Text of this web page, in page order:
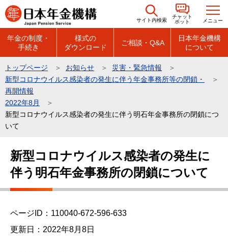
こ
の
の
先
頭
で
す
サイト内検索
チャット
ボット
メニュー
年金の制度・
手続き
様式の
ダウンロード
ご相談・Q&A
日本年金機構
について
トップページ お知らせ
災害・緊急情報
新型コロナウイルス感染者の発生に伴う年金事務所等の閉鎖・
再開情報
2022年8月
新型コロナウイルス感染者の発生に伴う明石年金事務所の閉鎖につ
いて
新型コロナウイルス感染者の発生に
伴う明石年金事務所の閉鎖について
ページID：110040-672-596-633
更新日：2022年8月8日